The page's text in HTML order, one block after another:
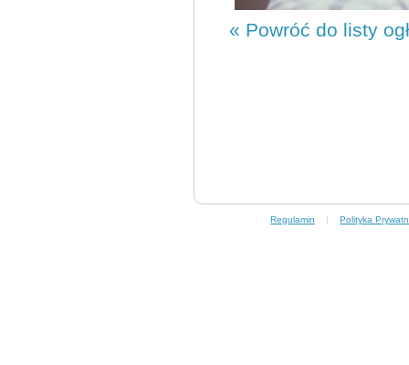
« Powróć do listy
Regulamin | Polityka